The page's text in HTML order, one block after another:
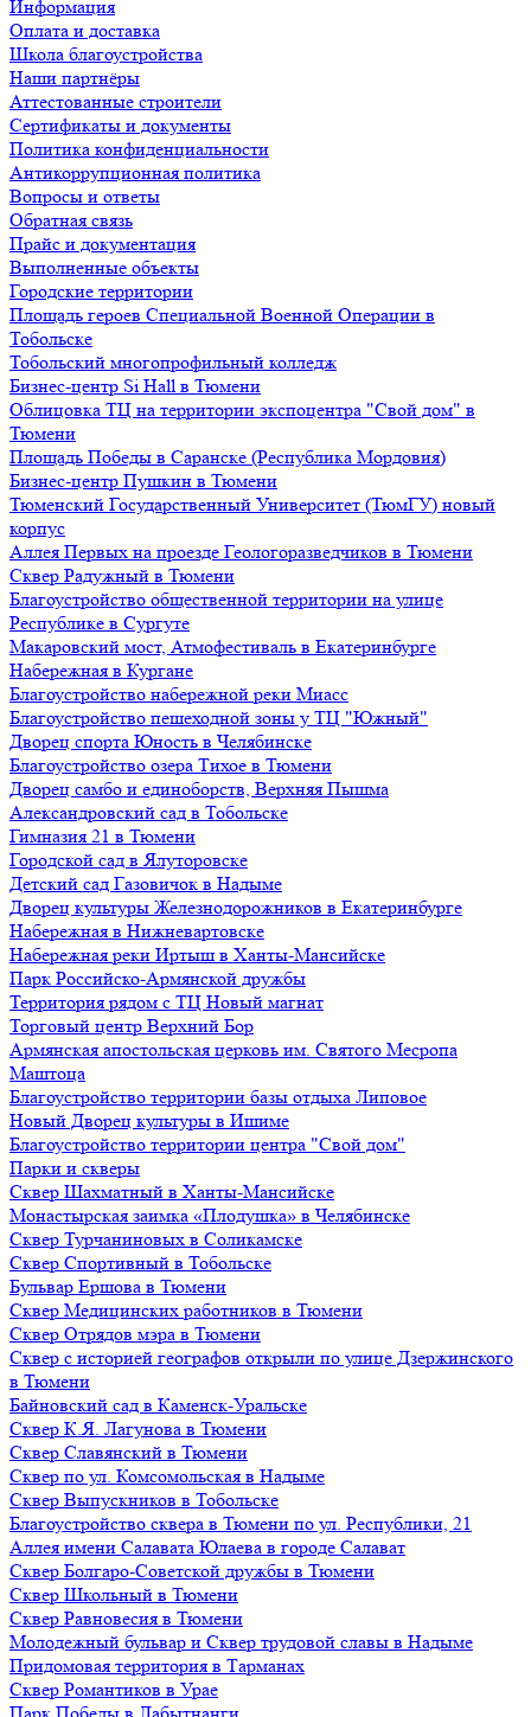
Информация
Оплата и доставка
Школа благоустройства
Наши партнёры
Аттестованные строители
Сертификаты и документы
Политика конфиденциальности
Антикоррупционная политика
Вопросы и ответы
Обратная связь
Прайс и документация
Выполненные объекты
Городские территории
Площадь героев Специальной Военной Операции в
Тобольске
Тобольский многопрофильный колледж
Бизнес-центр Si Hall в Тюмени
Облицовка ТЦ на территории экспоцентра "Свой дом" в
Тюмени
Площадь Победы в Саранске (Республика Мордовия)
Бизнес-центр Пушкин в Тюмени
Тюменский Государственный Университет (ТюмГУ) новый
корпус
Аллея Первых на проезде Геологоразведчиков в Тюмени
Сквер Радужный в Тюмени
Благоустройство общественной территории на улице
Республике в Сургуте
Макаровский мост, Атмофестиваль в Екатеринбурге
Набережная в Кургане
Благоустройство набережной реки Миасс
Благоустройство пешеходной зоны у ТЦ "Южный"
Дворец спорта Юность в Челябинске
Благоустройство озера Тихое в Тюмени
Дворец самбо и единоборств, Верхняя Пышма
Александровский сад в Тобольске
Гимназия 21 в Тюмени
Городской сад в Ялуторовске
Детский сад Газовичок в Надыме
Дворец культуры Железнодорожников в Екатеринбурге
Набережная в Нижневартовске
Набережная реки Иртыш в Ханты-Мансийске
Парк Российско-Армянской дружбы
Территория рядом с ТЦ Новый магнат
Торговый центр Верхний Бор
Армянская апостольская церковь им. Святого Месропа
Маштоца
Благоустройство территории базы отдыха Липовое
Нoвый Двoрeц культуры в Ишимe
Благоустройство территории центра "Свой дом"
Парки и скверы
Сквер Шахматный в Ханты-Мансийске
Монастырская заимка «Плодушка» в Челябинске
Сквер Турчаниновых в Соликамске
Сквер Спортивный в Тобольске
Бульвар Ершова в Тюмени
Сквер Медицинских работников в Тюмени
Сквер Отрядов мэра в Тюмени
Сквер с историей географов открыли по улице Дзержинского
в Тюмени
Байновский сад в Каменск-Уральске
Сквер К.Я. Лагунова в Тюмени
Сквер Славянский в Тюмени
Сквер по ул. Комсомольская в Надыме
Сквер Выпускников в Тобольске
Благоустройство сквера в Тюмени по ул. Республики, 21
Аллея имени Салавата Юлаева в городе Салават
Сквер Болгаро-Советской дружбы в Тюмени
Сквер Школьный в Тюмени
Сквер Равновесия в Тюмени
Молодежный бульвар и Сквер трудовой славы в Надыме
Придомовая территория в Тарманах
Сквер Романтиков в Урае